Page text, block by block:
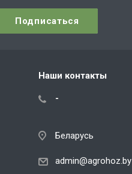
Наши контакты
-
Беларусь
admin@agrohoz.by